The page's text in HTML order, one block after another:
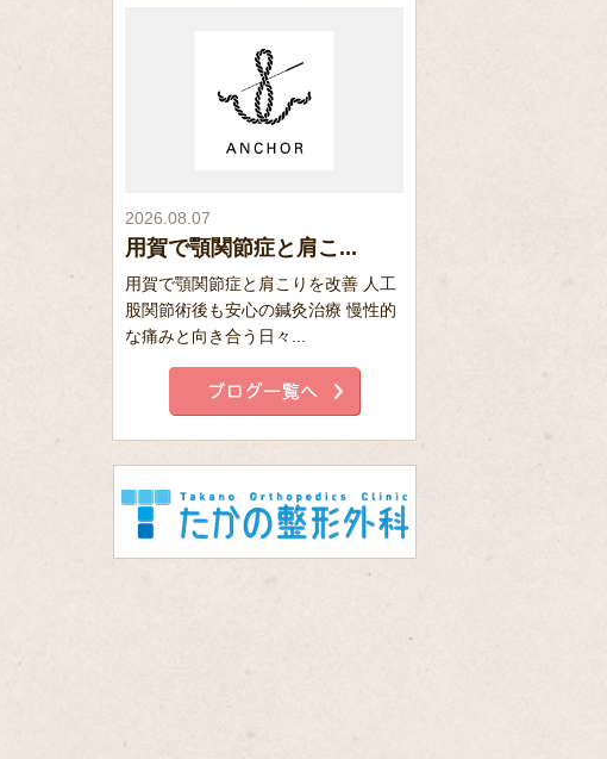
2026.08.07
用賀で顎関節症と肩こ...
用賀で顎関節症と肩こりを改善 人工
股関節術後も安心の鍼灸治療 慢性的
な痛みと向き合う日々...